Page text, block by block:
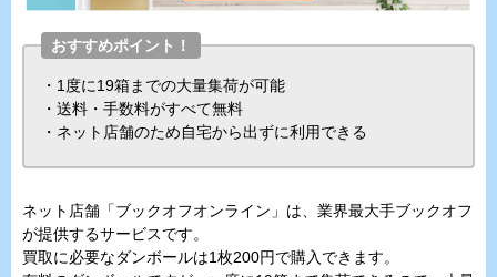
おすすめポイント！
・1度に19箱までの大量集荷が可能
・送料・手数料がすべて無料
・ネット店舗のため自宅から出ずに利用できる
ネット店舗「ブックオフオンライン」は、業界最大手ブックオフ
が提供するサービスです。
買取に必要なダンボールは1枚200円で購入できます。